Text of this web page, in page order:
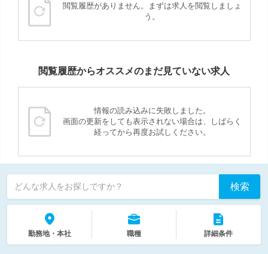
閲覧履歴がありません。まずは求人を閲覧しましょ
う。
閲覧履歴からオススメのまだ見ていない求人
情報の読み込みに失敗しました。
画面の更新をしても表示されない場合は、しばらく
経ってから再度お試しください。
どんな求人をお探しですか？ 検索
勤務地・本社 職種 詳細条件